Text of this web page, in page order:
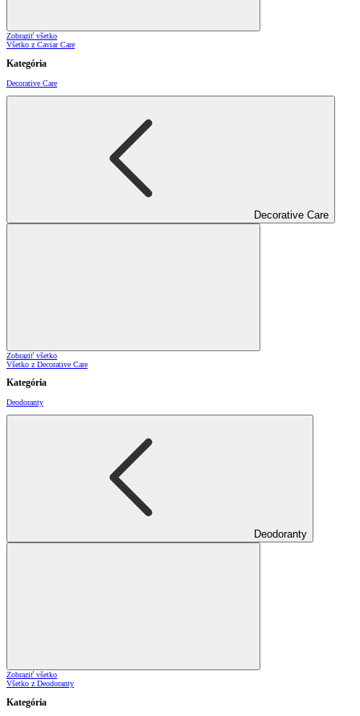
Zobraziť všetko
Všetko z Caviar Care
Kategória
Decorative Care
Decorative Care
Zobraziť všetko
Všetko z Decorative Care
Kategória
Deodoranty
Deodoranty
Zobraziť všetko
Všetko z Deodoranty
Kategória